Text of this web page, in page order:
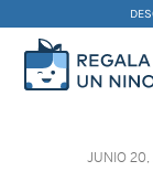
content
falleros yJUNIO